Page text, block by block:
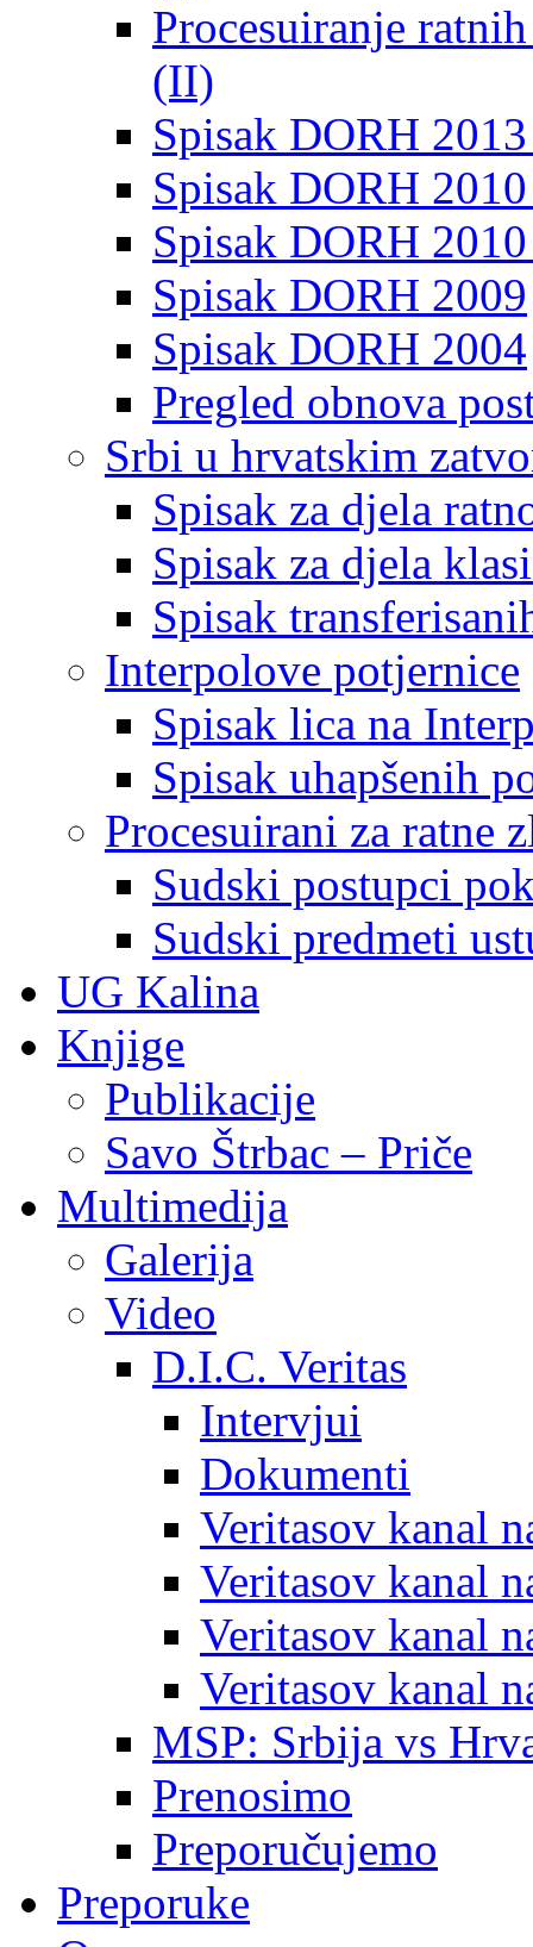
Procesuiranje
(II)
Spisak DORH
Spisak DORH
Spisak DORH
Spisak DORH 2009
Spisak DORH 2004
Pregled obnova
Srbi u hrvatskim
Spisak za djela
Spisak za djela
Spisak
Interpolove potjernice
Spisak lica na
Spisak uhapšenih
Procesuirani za ratne
Sudski postupci
Sudski predmeti
UG Kalina
Knjige
Publikacije
Savo Štrbac – Priče
Multimedija
Galerija
Video
D.I.C. Veritas
Intervjui
Dokumenti
Veritasov kanal
Veritasov kanal
Veritasov kanal
Veritasov kanal
MSP: Srbija vs
Prenosimo
Preporučujemo
Preporuke